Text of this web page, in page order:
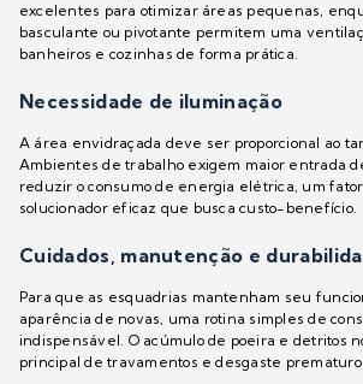
excelentes para otimizar áreas pequenas,
basculante ou pivotante permitem uma
banheiros e cozinhas de forma prática.
Necessidade de iluminação
A área envidraçada deve ser proporcional ao
Ambientes de trabalho exigem maior entrada
reduzir o consumo de energia elétrica, um
solucionador eficaz que busca custo-benefício.
Cuidados, manutenção e
Para que as esquadrias mantenham seu
aparência de novas, uma rotina simples de
indispensável. O acúmulo de poeira e detritos
principal de travamentos e desgaste prematuro